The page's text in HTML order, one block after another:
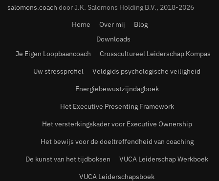
salomons.coach door J.K. Salomons Holding B.V., 2018-2026
Home
Over mij
Blog
Downloads
Je Eigen Loopbaancoach
Crosscultureel Leiderschap Kompas
Uw stressprofiel
Veldgids psychologische veiligheid
Energiebewustzijndagboek
Het Executive Presenting Framework
Het versterkingskader voor Executive Ownership
Het bewijs voor de doeltreffendheid van coaching
De kunst van het tijdboksen
VUCA Leiderschap Werkboek
VUCA Leiderschapsboek